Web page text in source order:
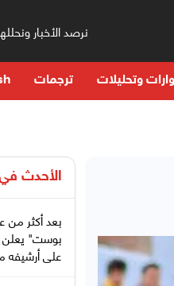
نرصد الأخبار
وتحليلات ترجمات
الأحدث
بعد أكثر
بوست" يعلن
على أرشيفه